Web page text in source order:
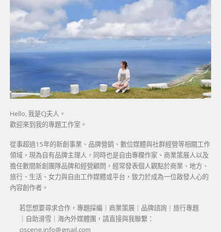
Hello, 我是CJ夫人。
歡迎來到我的專題工作室。
從事超過15年的新創事業、品牌營銷、數位媒體與社群經營等相關工作
領域，現為自有品牌主理人，同時也是自由專欄作家、商業策展人以及
擔任數間新創團隊品牌和經營顧問，經常發表個人觀點於商業、地方、
旅行、生活、女力與自由工作媒體或平台，致力於成為一位啟發人心的
內容創作者。
若您想要尋求合作，專題採編｜商業策展｜品牌諮詢｜旅行專題
｜自助滑雪｜海內外媒體團，請直接與我聯繫：
cjscene.info@gmail.com